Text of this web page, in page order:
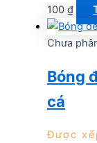
100 ₫
Chưa
Bóng
cá
Được